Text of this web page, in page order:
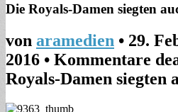
Die Royals-Damen siegten
von aramedien • 29.
2016 • Kommentare
Royals-Damen siegten